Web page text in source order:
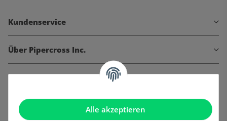
Alle akzeptieren
Kundenservice
Über Pipercross Inc.
Informationen
Gesetzliche Informationen